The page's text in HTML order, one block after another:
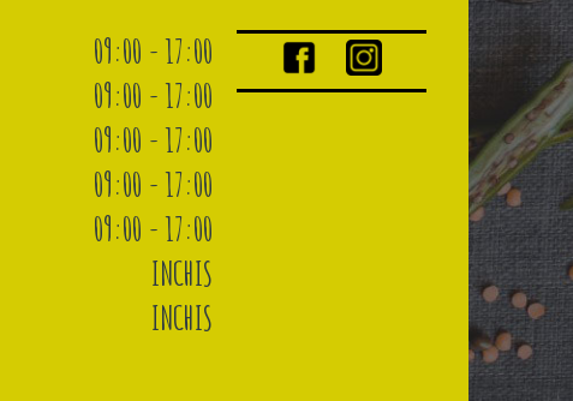
09:00 - 17:00
09:00 - 17:00
09:00 - 17:00
09:00 - 17:00
09:00 - 17:00
INCHIS
INCHIS